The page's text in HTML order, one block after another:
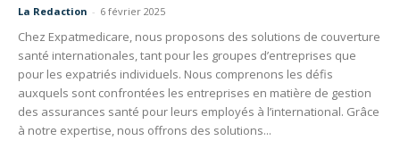
La Redaction - 6 février 2025
Chez Expatmedicare, nous proposons des solutions de couverture
santé internationales, tant pour les groupes d’entreprises que
pour les expatriés individuels. Nous comprenons les défis
auxquels sont confrontées les entreprises en matière de gestion
des assurances santé pour leurs employés à l’international. Grâce
à notre expertise, nous offrons des solutions...